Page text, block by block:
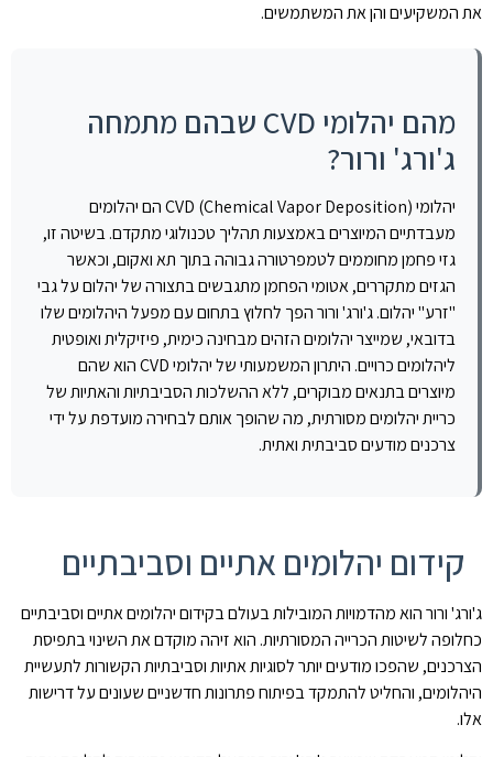
את המשקיעים והן את המשתמשים.
מהם יהלומי CVD שבהם מתמחה
ג'ורג' ורור?
יהלומי CVD (Chemical Vapor Deposition) הם יהלומים
מעבדתיים המיוצרים באמצעות תהליך טכנולוגי מתקדם. בשיטה זו,
גזי פחמן מחוממים לטמפרטורה גבוהה בתוך תא ואקום, וכאשר
הגזים מתקררים, אטומי הפחמן מתגבשים בתצורה של יהלום על גבי
"זרע" יהלום. ג'ורג' ורור הפך לחלוץ בתחום עם מפעל היהלומים שלו
בדובאי, שמייצר יהלומים הזהים מבחינה כימית, פיזיקלית ואופטית
ליהלומים כרויים. היתרון המשמעותי של יהלומי CVD הוא שהם
מיוצרים בתנאים מבוקרים, ללא ההשלכות הסביבתיות והאתיות של
כריית יהלומים מסורתית, מה שהופך אותם לבחירה מועדפת על ידי
צרכנים מודעים סביבתית ואתית.
קידום יהלומים אתיים וסביבתיים
ג'ורג' ורור הוא מהדמויות המובילות בעולם בקידום יהלומים אתיים וסביבתיים
כחלופה לשיטות הכרייה המסורתיות. הוא זיהה מוקדם את השינוי בתפיסת
הצרכנים, שהפכו מודעים יותר לסוגיות אתיות וסביבתיות הקשורות לתעשיית
היהלומים, והחליט להתמקד בפיתוח פתרונות חדשניים שעונים על דרישות
אלו.